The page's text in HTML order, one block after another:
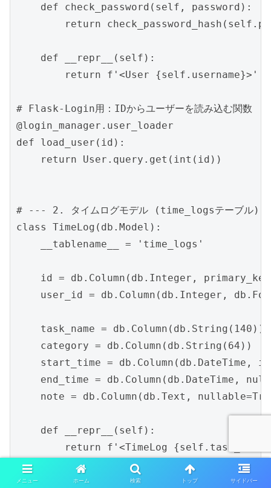
    def check_password(self, password):
return
    def __repr__(self):
        return f'<User {self.username}>'
# Flask-Login用：IDからユーザーを読み込む関数
@login_manager.user_loader
def load_user(id):
    return User.query.get(int(id))
# --- 2. タイムログモデル (time_logsテーブル)
class TimeLog(db.Model):
    __tablename__ = 'time_logs'
id = db.Column(db.Integer,
user_id = db.Column(db.Integer,
    task_name = db.Column(db.String(140))
    category = db.Column(db.String(64))
start_time = db.Column(db.DateTime,
end_time = db.Column(db.DateTime,
note = db.Column(db.Text,
    def __repr__(self):
メニュー ホーム 検索 トップ サイドバー